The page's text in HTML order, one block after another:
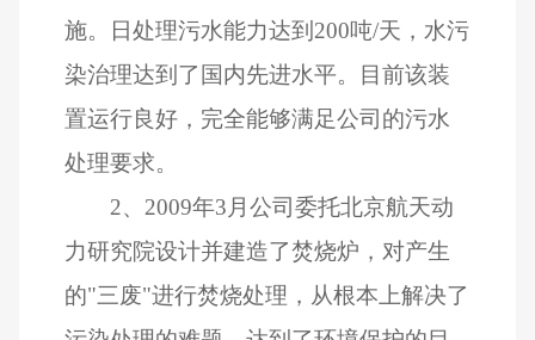
施。日处理污水能力达到 200吨/天，水污
染治理达到了国内先进水平。目前该装
置运行良好，完全能够满足公司的污水
处理要求。
2、 2009年3 月公司委托北京航天动
力研究院设计并建造了焚烧炉，对产生
的"三废"进行焚烧处理，从根本上解决了